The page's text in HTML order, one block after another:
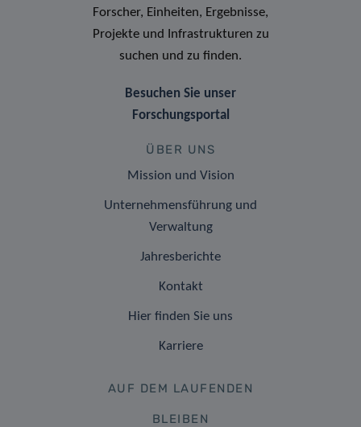
Forscher, Einheiten, Ergebnisse,
Projekte und Infrastrukturen zu
suchen und zu finden.
Besuchen Sie unser
Forschungsportal
ÜBER UNS
Mission und Vision
Unternehmensführung und
Verwaltung
Jahresberichte
Kontakt
Hier finden Sie uns
Karriere
AUF DEM LAUFENDEN
BLEIBEN